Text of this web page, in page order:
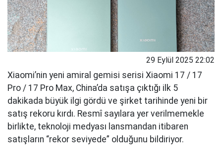
29 Eylül 2025 22:02
Xiaomi’nin yeni amiral gemisi serisi Xiaomi 17 / 17
Pro / 17 Pro Max, China’da satışa çıktığı ilk 5
dakikada büyük ilgi gördü ve şirket tarihinde yeni bir
satış rekoru kırdı. Resmî sayılara yer verilmemekle
birlikte, teknoloji medyası lansmandan itibaren
satışların “rekor seviyede” olduğunu bildiriyor.